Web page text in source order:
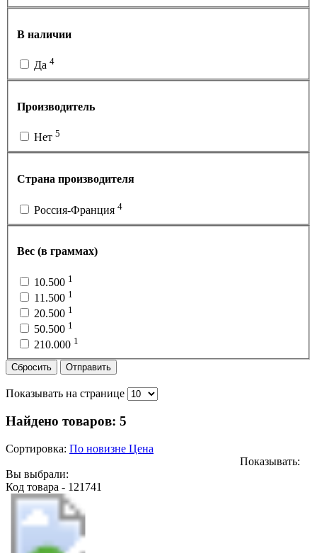
В наличии
Да 4
Производитель
Нет 5
Страна производителя
Россия-Франция 4
Вес (в граммах)
10.500 1
11.500 1
20.500 1
50.500 1
210.000 1
Сбросить Отправить
Показывать на странице
Найдено товаров: 5
Сортировка: По новизне Цена
Показывать:
Вы выбрали:
Код товара - 121741